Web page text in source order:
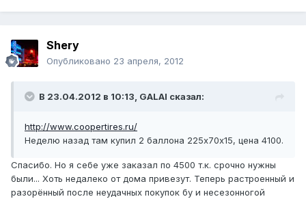
Shery
Опубликовано 23 апреля, 2012
В 23.04.2012 в 10:13, GALAI сказал:
http://www.coopertires.ru/
Неделю назад там купил 2 баллона 225х70х15, цена 4100.
Спасибо. Но я себе уже заказал по 4500 т.к. срочно нужны
были... Хоть недалеко от дома привезут. Теперь растроенный и
разорённый после неудачных покупок бу и несезонногой